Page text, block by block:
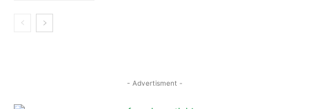
- Advertisment -